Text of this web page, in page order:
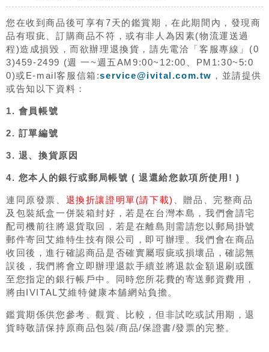
您在收到商品後可享有7天的鑑賞期，在此期間內，發現商
品有瑕疵、訂購商品不符，或有非人為因素(物流運送過
程)造成損毀，而欲辦理退換貨，請先電洽「客服專線」(0
3)459-2499 (週 一~週五AM9:00~12:00、PM1:30~5:0
0)或E-mail客服信箱:service@ivital.com.tw ，並請提供
或告知以下資料：
1. 會員帳號
2. 訂單編號
3. 退、換貨原因
4. 您本人的銀行或郵局帳號 ( 退還給您款項所使用! )
連同原發票、 退換折讓證明單(請下載)
、贈品、完整商品
及包裝紙盒一併裝箱封好，若是在台灣本島，我們會請宅
配司機前往將退貨取回，若是在離島則需請您以郵局掛號
郵件寄回艾維特生技有限公司，即可辦理。我們會在商品
收回後，進行確認商品是否確實屬瑕疵或損壞品，確認無
誤後，我們將會立即辦理退款手續並將退款金額退刷或匯
至您指定的銀行帳戶中。同時您所花費的寄送郵資費用，
將由IVITAL艾維特健康本舖網站負擔。
鑑賞期係供您參考、觀賞、比較，但非試吃或試用期，退
貨時敬請保持原商品包裝/商品/保證書/發票的完整。